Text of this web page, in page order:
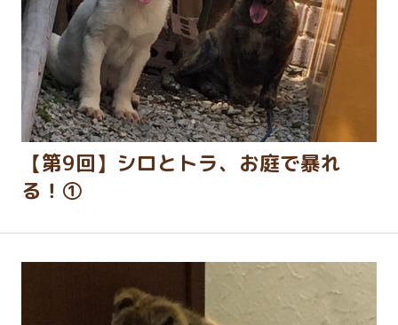
【第9回】シロとトラ、お庭で暴れ
る！①